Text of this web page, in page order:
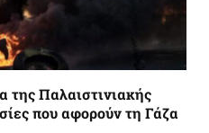
της Παλαιστινιακής
που αφορούν τη Γάζα